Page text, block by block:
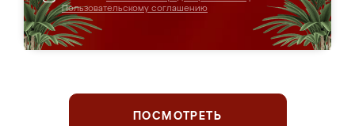
Пользовательскому соглашению
ПОСМОТРЕТЬ